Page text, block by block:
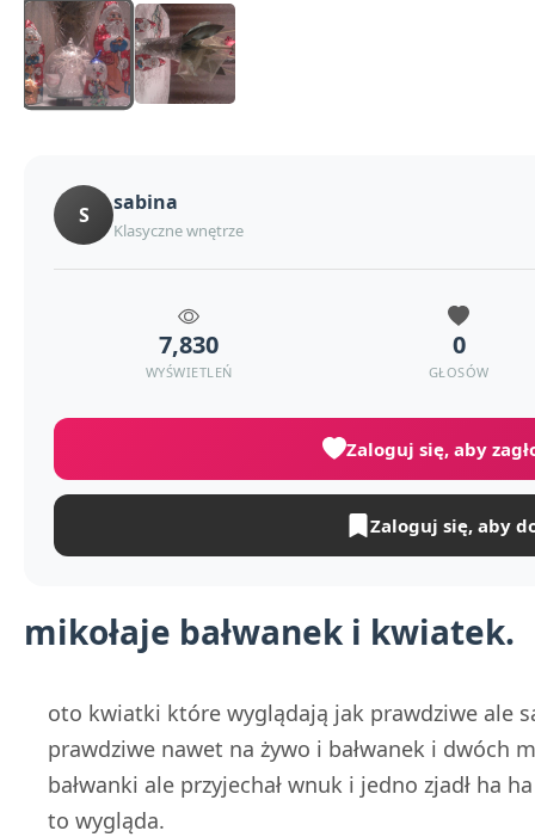
mikołaje bałwanek i kwiatek.
oto kwiatki które wyglądają jak prawdziwe ale
prawdziwe nawet na żywo i bałwanek i dwóch
bałwanki ale przyjechał wnuk i jedno zjadł ha
to wygląda.
S sabina
Klasyczne wnętrze
7,830
WYŚWIETLEŃ
0
GŁOSÓW
Zaloguj się, aby
Zaloguj się, aby